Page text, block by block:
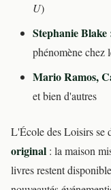
U)
Stephanie Blake
phénomène chez
Mario Ramos,
et bien d'autres
L'École des Loisirs se
original : la maison
livres restent